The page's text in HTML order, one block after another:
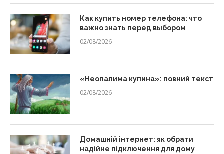
Как купить номер телефона: что
важно знать перед выбором
02/08/2026
«Неопалима купина»: повний текст
02/08/2026
Домашній інтернет: як обрати
надійне підключення для дому